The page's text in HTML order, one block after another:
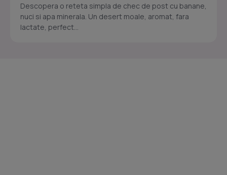
Descopera o reteta simpla de chec de post cu banane,
nuci si apa minerala. Un desert moale, aromat, fara
lactate, perfect...